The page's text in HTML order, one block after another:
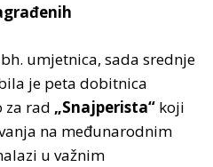
umjetnica, sada srednje
je peta dobitnica
za rad „Snajperista“ koji
na međunarodnim
u važnim